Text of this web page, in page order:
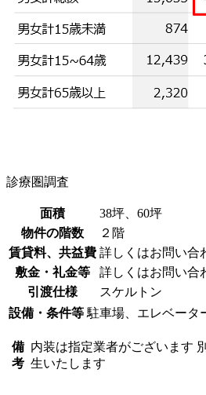
診療圏調査
面積
38坪、60坪
物件の階数
２階
賃貸料、共益費 詳しくはお問い合
敷金・礼金等
詳しくはお問い合
引渡仕様
スケルトン
設備・条件等 駐車場、エレベータ
備
考
内装は指定業者がございます
生いたします